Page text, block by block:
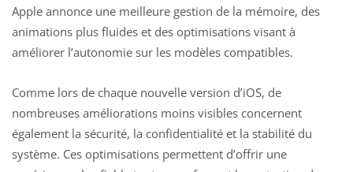
Apple annonce une meilleure gestion de la mémoire, des
animations plus fluides et des optimisations visant à
améliorer l’autonomie sur les modèles compatibles.
Comme lors de chaque nouvelle version d’iOS, de
nombreuses améliorations moins visibles concernent
également la sécurité, la confidentialité et la stabilité du
système. Ces optimisations permettent d’offrir une